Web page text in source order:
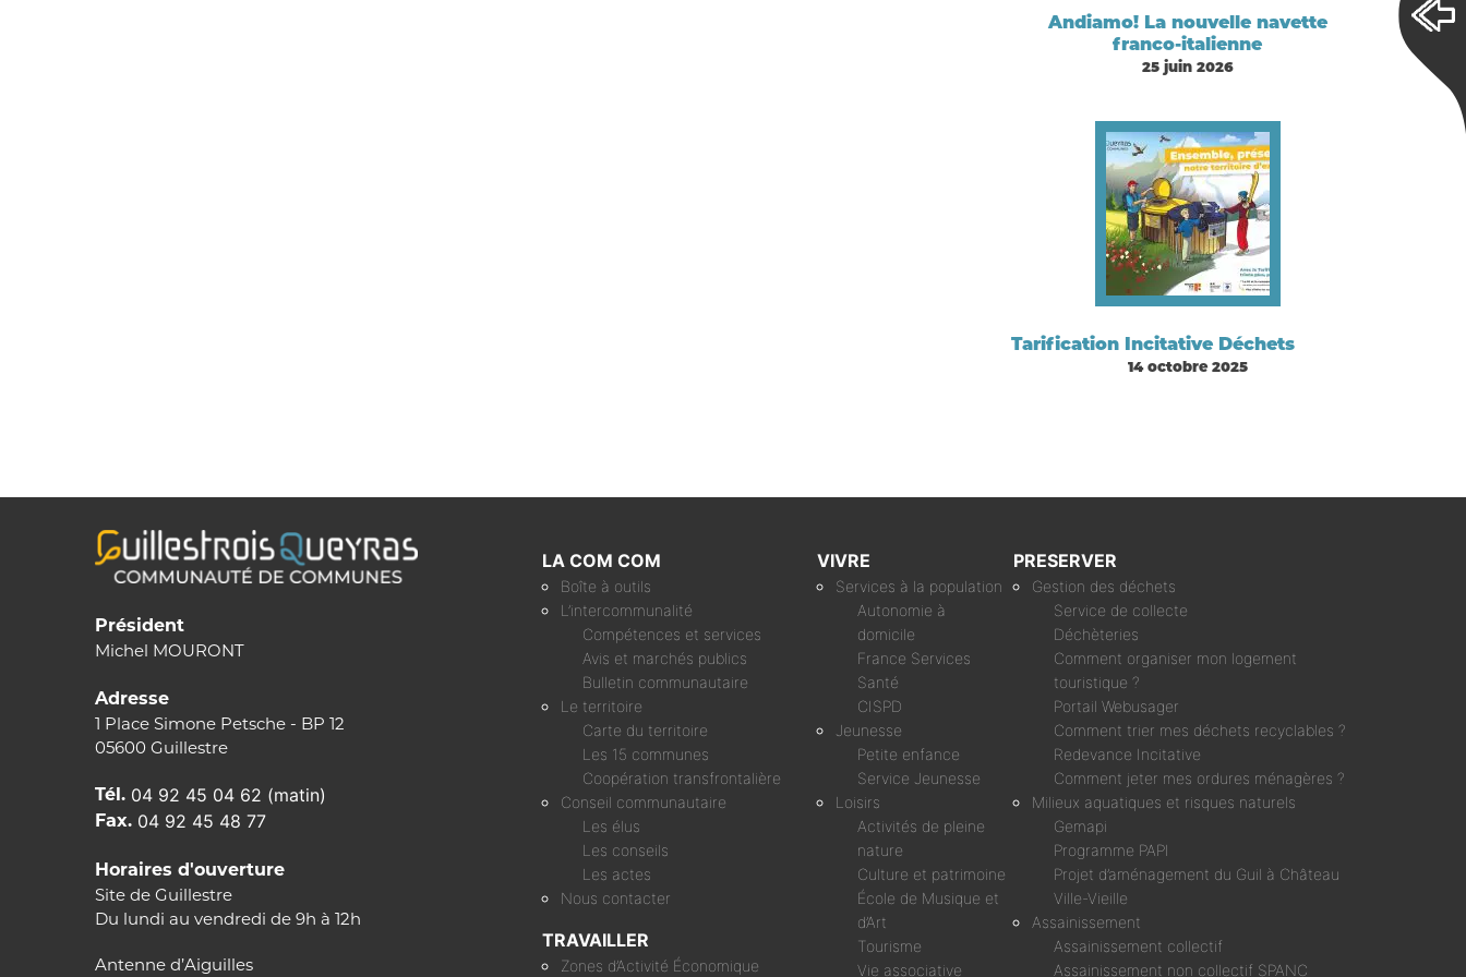
Andiamo! La nouvelle navette
franco-italienne
25 juin 2026
Tarification Incitative Déchets
14 octobre 2025
Président
Michel MOURONT
Adresse
1 Place Simone Petsche - BP 12
05600 Guillestre
Tél. 04 92 45 04 62 (matin)
Fax. 04 92 45 48 77
Horaires d'ouverture
Site de Guillestre
Du lundi au vendredi de 9h à 12h
Antenne d’Aiguilles
LA COM COM
Boîte à outils
L’intercommunalité
Compétences et services
Avis et marchés publics
Bulletin communautaire
Le territoire
Carte du territoire
Les 15 communes
Coopération transfrontalière
Conseil communautaire
Les élus
Les conseils
Les actes
Nous contacter
TRAVAILLER
Zones d’Activité Économique
VIVRE
Services à la population
Autonomie à
domicile
France Services
Santé
CISPD
Jeunesse
Petite enfance
Service Jeunesse
Loisirs
Activités de pleine
nature
Culture et patrimoine
École de Musique et
d’Art
Tourisme
Vie associative
PRESERVER
Gestion des déchets
Service de collecte
Déchèteries
Comment organiser mon logement
touristique ?
Portail Webusager
Comment trier mes déchets recyclables ?
Redevance Incitative
Comment jeter mes ordures ménagères ?
Milieux aquatiques et risques naturels
Gemapi
Programme PAPI
Projet d’aménagement du Guil à Château
Ville-Vieille
Assainissement
Assainissement collectif
Assainissement non collectif SPANC